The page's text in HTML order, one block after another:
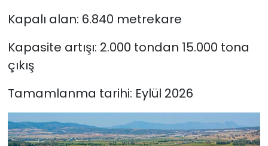
Kapalı alan: 6.840 metrekare
Kapasite artışı: 2.000 tondan 15.000 tona
çıkış
Tamamlanma tarihi: Eylül 2026